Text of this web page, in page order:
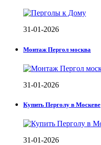
31-01-2026
Монтаж Пергол москва
31-01-2026
Купить Перголу в Москеве
31-01-2026